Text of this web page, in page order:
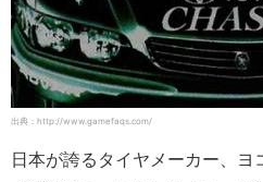
出典：http://www.gamefaqs.com/
日本が誇るタイヤメーカー、